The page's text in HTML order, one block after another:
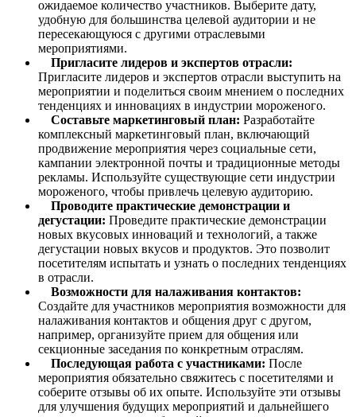
ожидаемое количество участников. Выберите дату,
удобную для большинства целевой аудитории и не
пересекающуюся с другими отраслевыми
мероприятиями.
Пригласите лидеров и экспертов отрасли:
Пригласите лидеров и экспертов отрасли выступить на
мероприятии и поделиться своим мнением о последних
тенденциях и инновациях в индустрии мороженого.
Составьте маркетинговый план: Разработайте
комплексный маркетинговый план, включающий
продвижение мероприятия через социальные сети,
кампании электронной почты и традиционные методы
рекламы. Используйте существующие сети индустрии
мороженого, чтобы привлечь целевую аудиторию.
Проводите практические демонстрации и
дегустации: Проведите практические демонстрации
новых вкусовых инноваций и технологий, а также
дегустации новых вкусов и продуктов. Это позволит
посетителям испытать и узнать о последних тенденциях
в отрасли.
Возможности для налаживания контактов:
Создайте для участников мероприятия возможности для
налаживания контактов и общения друг с другом,
например, организуйте прием для общения или
секционные заседания по конкретным отраслям.
Последующая работа с участниками: После
мероприятия обязательно свяжитесь с посетителями и
соберите отзывы об их опыте. Используйте эти отзывы
для улучшения будущих мероприятий и дальнейшего